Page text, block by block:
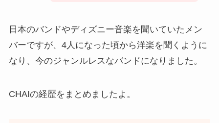
日本のバンドやディズニー音楽を聞いていたメン
バーですが、4人になった頃から洋楽を聞くように
なり、今のジャンルレスなバンドになりました。
CHAIの経歴をまとめましたよ。